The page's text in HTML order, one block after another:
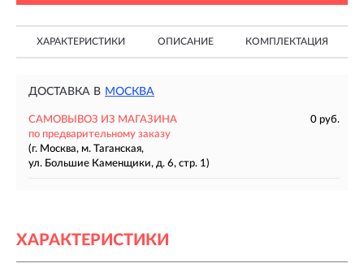
ХАРАКТЕРИСТИКИ ОПИСАНИЕ КОМПЛЕКТАЦИЯ
ДОСТАВКА В МОСКВА
САМОВЫВОЗ ИЗ МАГАЗИНА
0 руб.
по предварительному заказу
(г. Москва, м. Таганская,
ул. Большие Каменщики, д. 6, стр. 1)
ХАРАКТЕРИСТИКИ